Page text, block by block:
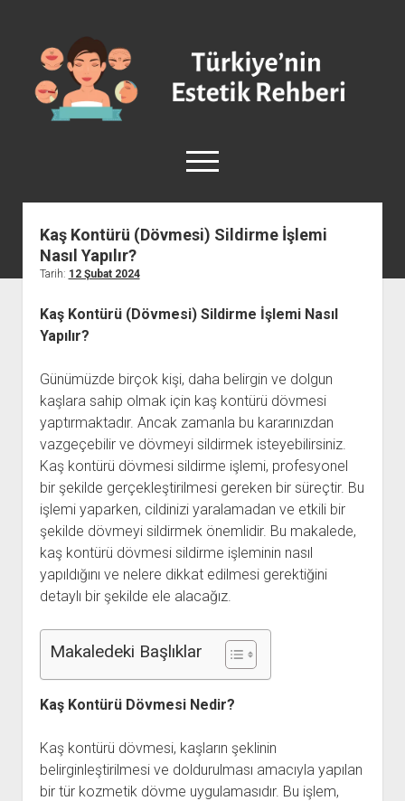
Türkiye'nin
Estetik
Rehberi
menüyü
aç
facebookinstagram
Göğüs Estetiği
Yüz Estetiği
Sağlık ve Güzellik
Kullanıcı Yorumları
Saç Ekimi
Hakkımızda
İletişim
Kaş Kontürü (Dövmesi) Sildirme İşlemi
Nasıl Yapılır?
Tarih: 12 Şubat 2024
Kaş Kontürü (Dövmesi) Sildirme İşlemi Nasıl
Yapılır?
Günümüzde birçok kişi, daha belirgin ve dolgun
kaşlara sahip olmak için kaş kontürü dövmesi
yaptırmaktadır. Ancak zamanla bu kararınızdan
vazgeçebilir ve dövmeyi sildirmek isteyebilirsiniz.
Kaş kontürü dövmesi sildirme işlemi, profesyonel
bir şekilde gerçekleştirilmesi gereken bir süreçtir. Bu
işlemi yaparken, cildinizi yaralamadan ve etkili bir
şekilde dövmeyi sildirmek önemlidir. Bu makalede,
kaş kontürü dövmesi sildirme işleminin nasıl
yapıldığını ve nelere dikkat edilmesi gerektiğini
detaylı bir şekilde ele alacağız.
Makaledeki Başlıklar
Kaş Kontürü Dövmesi Nedir?
Kaş kontürü dövmesi, kaşların şeklinin
belirginleştirilmesi ve doldurulması amacıyla yapılan
bir tür kozmetik dövme uygulamasıdır. Bu işlem,